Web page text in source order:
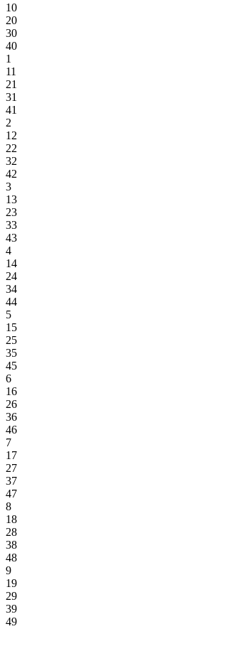
10
20
30
40
1
11
21
31
41
2
12
22
32
42
3
13
23
33
43
4
14
24
34
44
5
15
25
35
45
6
16
26
36
46
7
17
27
37
47
8
18
28
38
48
9
19
29
39
49